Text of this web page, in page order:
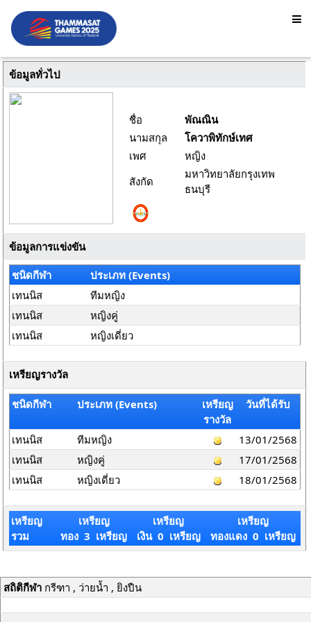
ข้อมูลทั่วไป
ชื่อ
พัณณิน
นามสกุล
โควาพิทักษ์เทศ
เพศ
หญิง
สังกัด
มหาวิทยาลัยกรุงเทพ
ธนบุรี
ข้อมูลการแข่งขัน
ชนิดกีฬา
ประเภท (Events)
เทนนิส
ทีมหญิง
เทนนิส
หญิงคู่
เทนนิส
หญิงเดี่ยว
เหรียญรางวัล
ชนิดกีฬา ประเภท (Events)
เหรียญ
รางวัล
วันที่ได้รับ
เทนนิส ทีมหญิง
13/01/2568
เทนนิส
หญิงคู่
17/01/2568
เทนนิส
หญิงเดี่ยว 18/01/2568
เหรียญ
รวม
เหรียญ
ทอง 3 เหรียญ
เหรียญ
เงิน 0 เหรียญ
เหรียญ
ทองแดง 0 เหรียญ
สถิติกีฬากรีฑา , ว่ายน้ำ , ยิงปืน